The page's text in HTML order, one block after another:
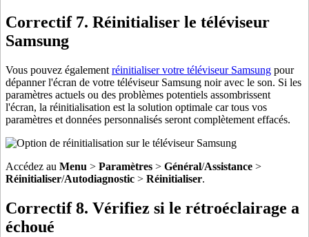
Correctif 7. Réinitialiser le téléviseur
Samsung
Vous pouvez également réinitialiser votre téléviseur Samsung pour
dépanner l'écran de votre téléviseur Samsung noir avec le son. Si les
paramètres actuels ou des problèmes potentiels assombrissent
l'écran, la réinitialisation est la solution optimale car tous vos
paramètres et données personnalisés seront complètement effacés.
Accédez au Menu > Paramètres > Général/Assistance >
Réinitialiser/Autodiagnostic > Réinitialiser.
Correctif 8. Vérifiez si le rétroéclairage a
échoué